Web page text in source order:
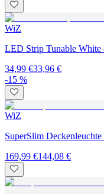
WiZ
LED Strip Tunable
34,99 €33,96 €
-15 %
WiZ
SuperSlim
169,99 €144,08 €